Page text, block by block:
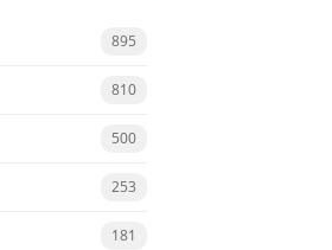
895
810
500
253
181